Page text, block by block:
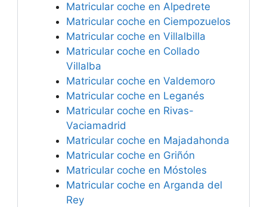
Matricular coche en Alpedrete
Matricular coche en Ciempozuelos
Matricular coche en Villalbilla
Matricular coche en Collado
Villalba
Matricular coche en Valdemoro
Matricular coche en Leganés
Matricular coche en Rivas-
Vaciamadrid
Matricular coche en Majadahonda
Matricular coche en Griñón
Matricular coche en Móstoles
Matricular coche en Arganda del
Rey